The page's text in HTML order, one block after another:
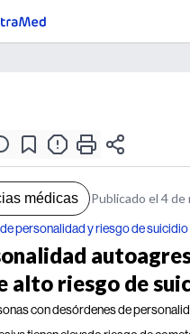
médicas Publicado el 4 de
personalidad y riesgo de suicidio
alto riesgo de
con desórdenes de